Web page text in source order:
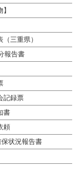
三重県）
報告書
記録票
書
頼
状況報告書